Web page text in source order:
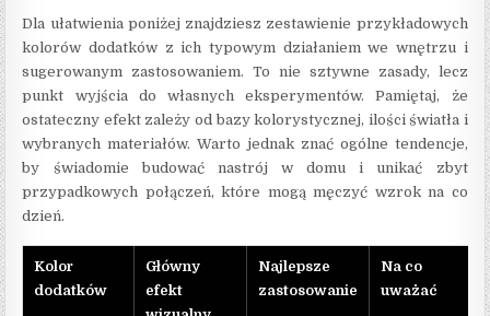
Dla ułatwienia poniżej znajdziesz zestawienie przykładowych
kolorów dodatków z ich typowym działaniem we wnętrzu i
sugerowanym zastosowaniem. To nie sztywne zasady, lecz
punkt wyjścia do własnych eksperymentów. Pamiętaj, że
ostateczny efekt zależy od bazy kolorystycznej, ilości światła i
wybranych materiałów. Warto jednak znać ogólne tendencje,
by świadomie budować nastrój w domu i unikać zbyt
przypadkowych połączeń, które mogą męczyć wzrok na co
dzień.
Kolor
dodatków
Główny
efekt
Najlepsze
zastosowanie
Na co
uważać